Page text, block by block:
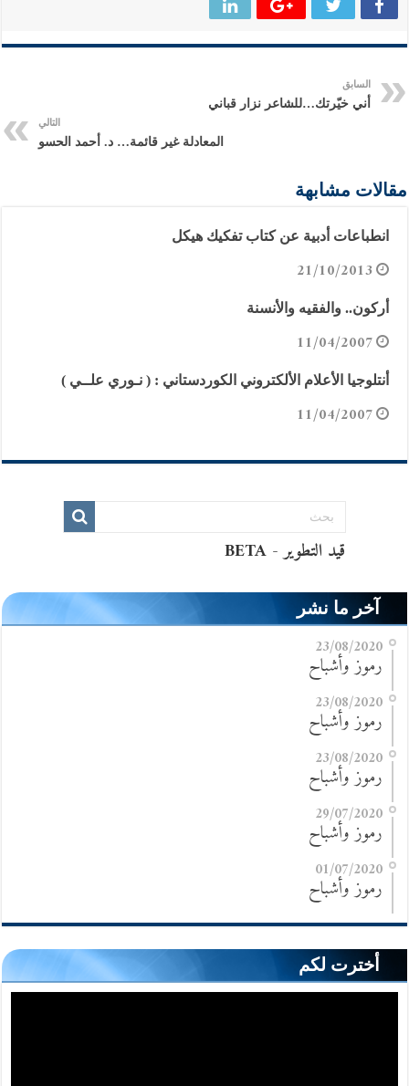
السابق
أني خيّرتك…للشاعر نزار قباني
التالي
المعادلة غير قائمة… د. أحمد الحسو
مقالات مشابهة
انطباعات أدبية عن كتاب تفكيك هيكل
21/10/2013
أركون.. والفقيه والأنسنة
11/04/2007
أنتلوجيا الأعلام الألكتروني الكوردستاني : ( نـوري علــي )
11/04/2007
آخر ما نشر
23/08/2020
رموز وأشباح
23/08/2020
رموز وأشباح
23/08/2020
رموز وأشباح
29/07/2020
رموز وأشباح
01/07/2020
رموز وأشباح
أخترت لكم